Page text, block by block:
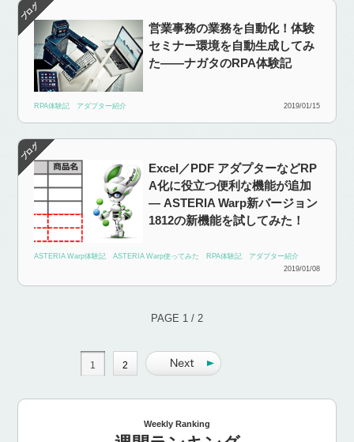
営業事務の業務を自動化！体験
セミナー環境を自動生成してみ
た――ナガタのRPA体験記
RPA体験記 アダプター紹介 2019/01/15
Excel／PDF アダプターなどRP
A化に役立つ便利な機能が追加
― ASTERIA Warp新バージョン
1812の新機能を試してみた！
ASTERIA Warp体験記 ASTERIA Warp使ってみた RPA体験記
アダプター紹介
2019/01/08
PAGE 1 / 2
1 2
Weekly Ranking